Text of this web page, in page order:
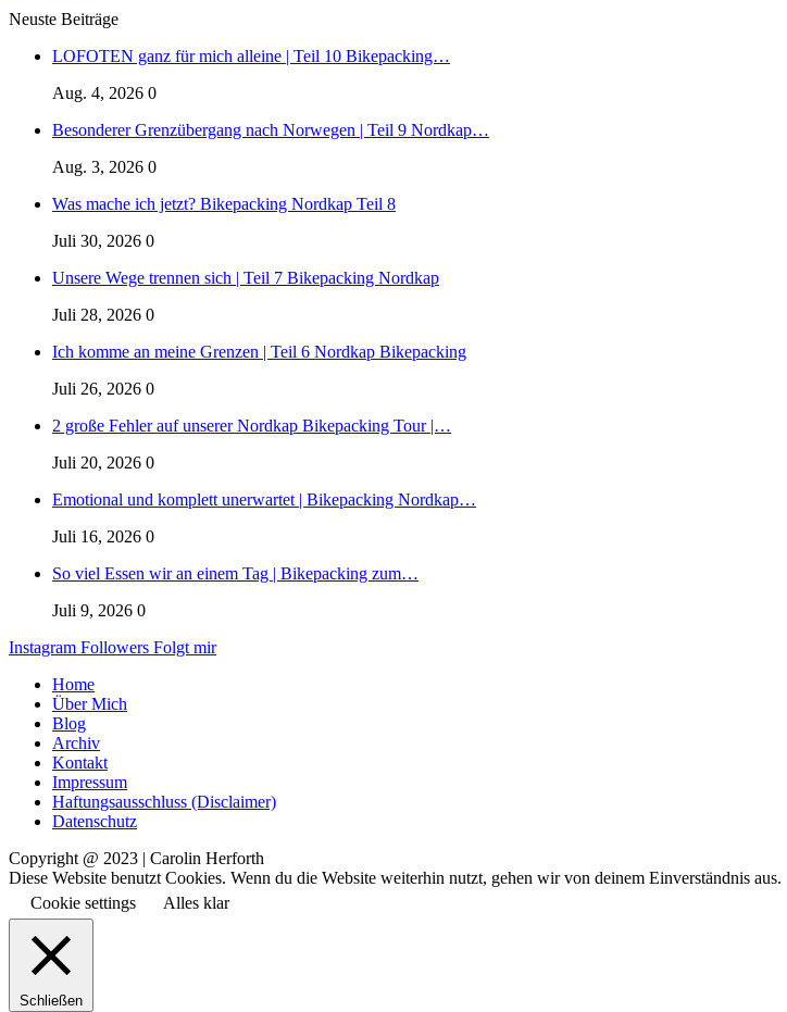
Neuste Beiträge
LOFOTEN ganz für mich alleine | Teil 10 Bikepacking…
Aug. 4, 2026 0
Besonderer Grenzübergang nach Norwegen | Teil 9 Nordkap…
Aug. 3, 2026 0
Was mache ich jetzt? Bikepacking Nordkap Teil 8
Juli 30, 2026 0
Unsere Wege trennen sich | Teil 7 Bikepacking Nordkap
Juli 28, 2026 0
Ich komme an meine Grenzen | Teil 6 Nordkap Bikepacking
Juli 26, 2026 0
2 große Fehler auf unserer Nordkap Bikepacking Tour |…
Juli 20, 2026 0
Emotional und komplett unerwartet | Bikepacking Nordkap…
Juli 16, 2026 0
So viel Essen wir an einem Tag | Bikepacking zum…
Juli 9, 2026 0
Instagram Followers Folgt mir
Home
Über Mich
Blog
Archiv
Kontakt
Impressum
Haftungsausschluss (Disclaimer)
Datenschutz
Copyright @ 2023 | Carolin Herforth
Diese Website benutzt Cookies. Wenn du die Website weiterhin nutzt, gehen wir von deinem Einverständnis aus.
Cookie settings
Alles klar
Schließen